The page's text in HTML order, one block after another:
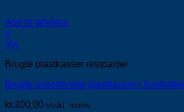
Add to Wishlist
+
Vis
Brugte plastkasser restpartier
Brugte assorterede plastkasser i
kr.200,00 ekskl. moms